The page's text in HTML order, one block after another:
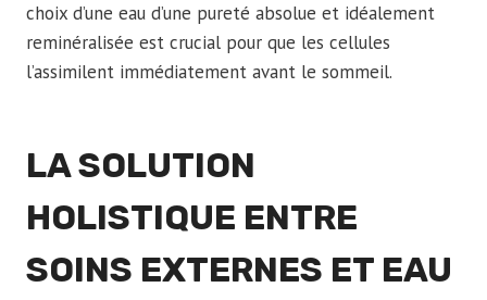
choix d’une eau d’une pureté absolue et idéalement
reminéralisée est crucial pour que les cellules
l’assimilent immédiatement avant le sommeil.
LA SOLUTION
HOLISTIQUE ENTRE
SOINS EXTERNES ET EAU